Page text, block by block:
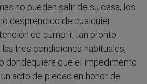
no pueden salir de su casa, los
desprendido de cualquier
de cumplir, tan pronto
tres condiciones habituales,
dondequiera que el impedimento
acto de piedad en honor de